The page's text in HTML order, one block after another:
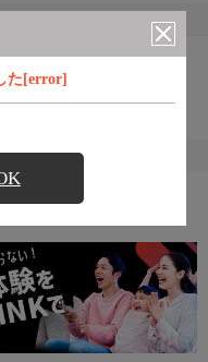
た[error]